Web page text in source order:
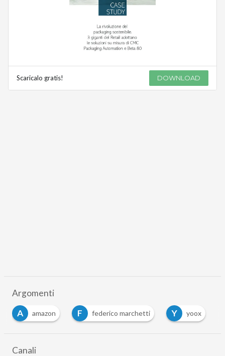
Scaricalo gratis! DOWNLOAD
Argomenti
A
amazon F federico marchetti Y yoox
Canali